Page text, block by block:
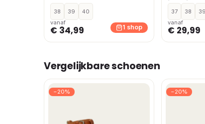
38 39
40
vanaf
€ 34,99 1 shop
37 38
39
vanaf
€ 29,99
Vergelijkbare schoenen
−20% −20%